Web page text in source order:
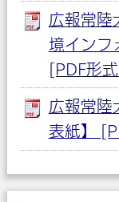
広報常
境インフ
[PDF形
広報常
表紙】